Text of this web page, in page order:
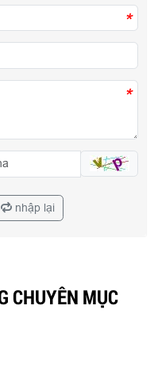
*
*
nhập lại
CHUYÊN MỤC